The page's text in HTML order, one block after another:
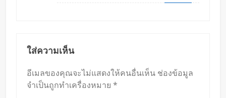
ใส่ความเห็น
อีเมลของคุณจะไม่แสดงให้คนอื่นเห็น ช่องข้อมูล
จำเป็นถูกทำเครื่องหมาย *